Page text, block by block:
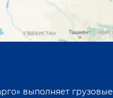
выполняет